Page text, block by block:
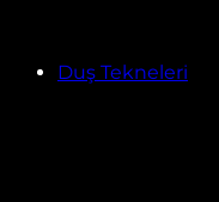
Duş Tekneleri